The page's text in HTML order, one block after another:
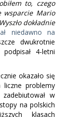
to, czego
wsparcie Mario
dokładnie
niedawno na
dwukrotnie
4-letni
okazało się
problemy
w
na polskich
klasach